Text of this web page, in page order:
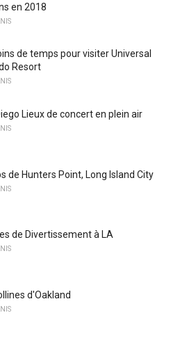
en 2018
de temps pour visiter Universal
Resort
Lieux de concert en plein air
de Hunters Point, Long Island City
de Divertissement à LA
d'Oakland